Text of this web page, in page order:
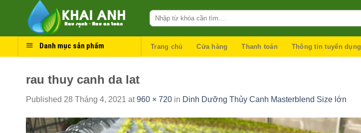
Danh mục sản phẩm Trang chủ Cửa hàng Thanh toán Thông tin tuyển dụng
rau thuy canh da lat
Published 28 Tháng 4, 2021 at960 × 720 in Dinh Dưỡng Thủy Canh Masterblend Size lớn